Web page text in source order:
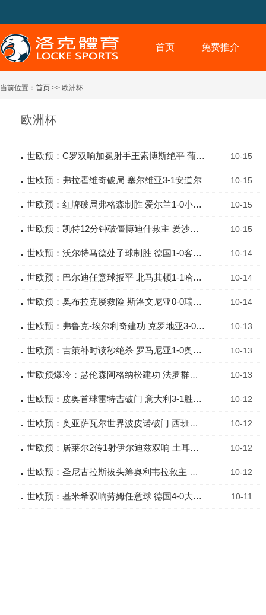
首页 免费推介
当前位置： 首页 >> 欧洲杯
欧洲杯
10-15
世欧预：C罗双响加冕射手王索博斯绝平 葡萄牙2-2匈牙利
10-15
世欧预：弗拉霍维奇破局 塞尔维亚3-1安道尔
10-15
世欧预：红牌破局弗格森制胜 爱尔兰1-0小胜亚美尼亚
10-15
世欧预：凯特12分钟破僵博迪什救主 爱沙尼亚1-1摩尔多瓦
10-14
世欧预：沃尔特马德处子球制胜 德国1-0客胜北爱尔兰
10-14
世欧预：巴尔迪任意球扳平 北马其顿1-1哈萨克斯坦
10-14
世欧预：奥布拉克屡救险 斯洛文尼亚0-0瑞士终结对方连胜
10-13
世欧预：弗鲁克-埃尔利奇建功 克罗地亚3-0直布罗陀
10-13
世欧预：吉策补时读秒绝杀 罗马尼亚1-0奥地利取关键3分
10-13
世欧预爆冷：瑟伦森阿格纳松建功 法罗群岛2-1逆转捷克
10-12
世欧预：皮奥首球雷特吉破门 意大利3-1胜爱沙尼亚
10-12
世欧预：奥亚萨瓦尔世界波皮诺破门 西班牙2-0格鲁吉亚
10-12
世欧预：居莱尔2传1射伊尔迪兹双响 土耳其6-1大胜保加利亚
10-12
世欧预：圣尼古拉斯拔头筹奥利韦拉救主 拉脱维亚2-2安道尔
10-11
世欧预：基米希双响劳姆任意球 德国4-0大胜卢森堡登顶